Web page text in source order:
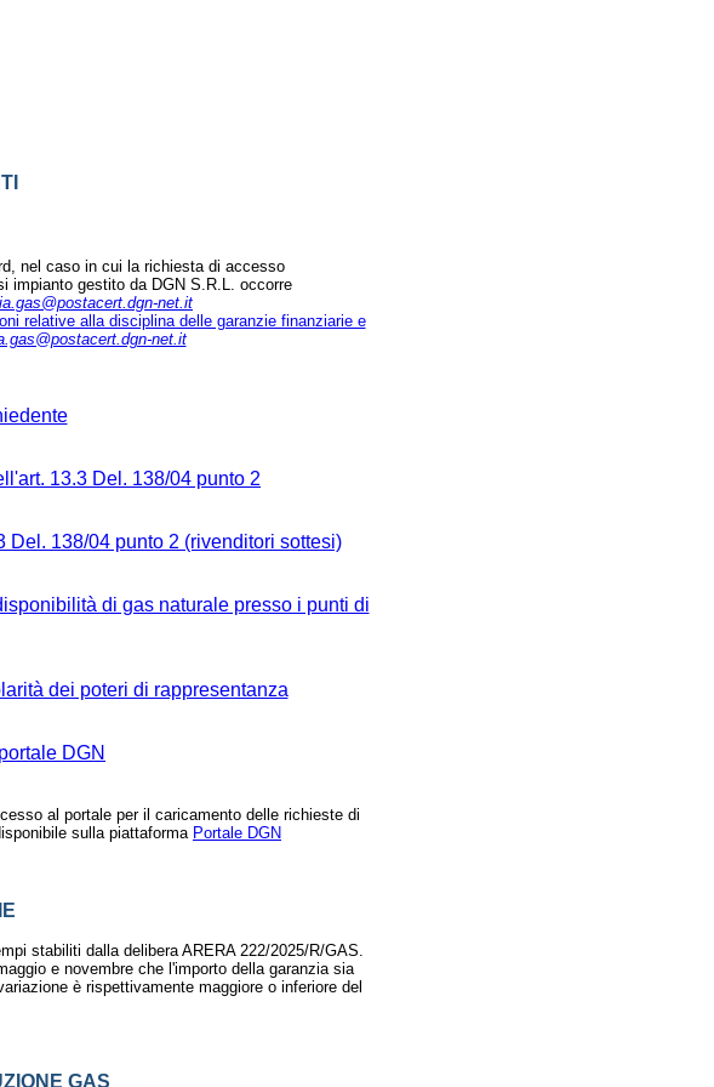
nel caso in cui la richiesta di accesso
impianto gestito da DGN S.R.L. occorre
net.it
relative alla disciplina delle garanzie finanziarie e
net.it
13.3 Del. 138/04 punto 2
138/04 punto 2 (rivenditori sottesi)
di gas naturale presso i punti di
dei poteri di rappresentanza
DGN
al portale per il caricamento delle richieste di
sulla piattaforma Portale DGN
stabiliti dalla delibera ARERA 222/2025/R/GAS.
e novembre che l'importo della garanzia sia
è rispettivamente maggiore o inferiore del
GAS